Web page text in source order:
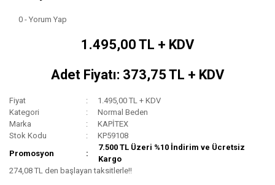
0 - Yorum Yap
1.495,00 TL + KDV
Adet Fiyatı: 373,75 TL + KDV
Fiyat
1.495,00 TL + KDV
Kategori
Normal Beden
Marka
KAPİTEX
Stok Kodu
KP59108
Promosyon
7.500 TL Üzeri %10 İndirim ve Ücretsiz
Kargo
274,08 TL den başlayan taksitlerle!!